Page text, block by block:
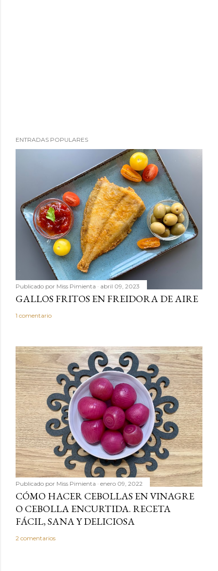
ENTRADAS POPULARES
Publicado por Miss Pimienta abril 09, 2023
GALLOS FRITOS EN FREIDORA DE AIRE
1 comentario
Publicado por Miss Pimienta enero 09, 2022
CÓMO HACER CEBOLLAS EN VINAGRE
O CEBOLLA ENCURTIDA. RECETA
FÁCIL, SANA Y DELICIOSA
2 comentarios